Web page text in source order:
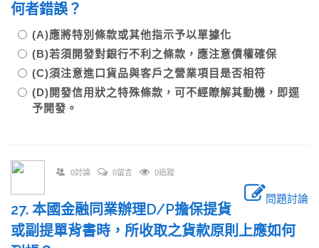
何者錯誤？
(A)應將特別條款或其他指示予以單據化
(B)若須開發對銀行不利之條款，應注意債權確保
(C)須注意進口貨品與客戶之營業項目是否相符
(D)開發信用狀之特殊條款，可不經瞭解其動機，即逕
予開發。
0討論 0留言 0追蹤
問題討論
27. 本國金融同業辦理D/P擔保提貨
或副提單背書時，所收取之貨款原則上應如何